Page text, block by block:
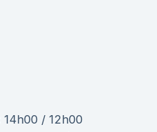
14h00 / 12h00